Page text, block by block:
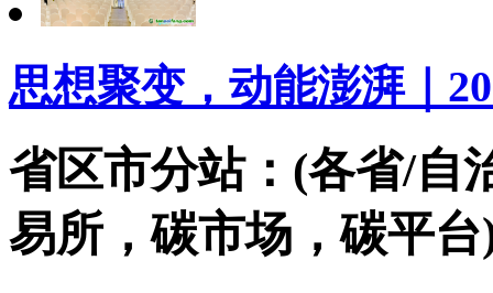
思想聚变，动能澎湃｜
省区市分站：(各省/自
易所，碳市场，碳平台